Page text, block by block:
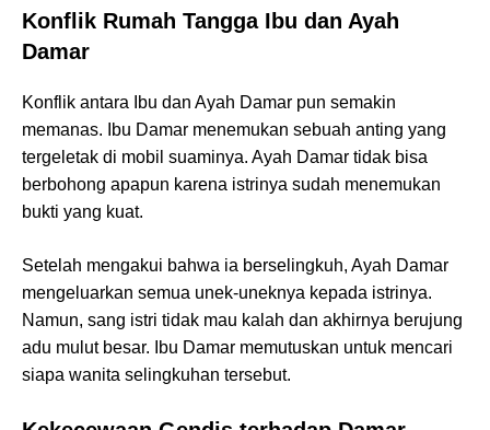
Konflik Rumah Tangga Ibu dan Ayah
Damar
Konflik antara Ibu dan Ayah Damar pun semakin
memanas. Ibu Damar menemukan sebuah anting yang
tergeletak di mobil suaminya. Ayah Damar tidak bisa
berbohong apapun karena istrinya sudah menemukan
bukti yang kuat.
Setelah mengakui bahwa ia berselingkuh, Ayah Damar
mengeluarkan semua unek-uneknya kepada istrinya.
Namun, sang istri tidak mau kalah dan akhirnya berujung
adu mulut besar. Ibu Damar memutuskan untuk mencari
siapa wanita selingkuhan tersebut.